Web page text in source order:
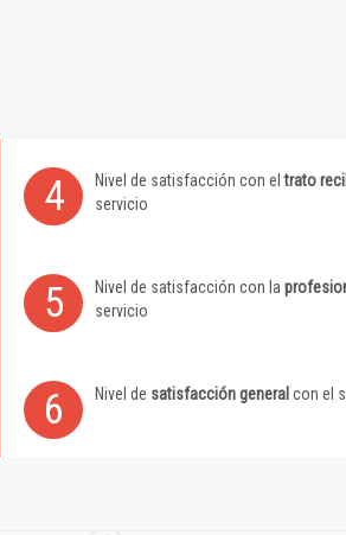
4 Nivel de satisfacción con eltrato
servicio
5 Nivel de satisfacción con la
servicio
6 Nivel de satisfacción general con el